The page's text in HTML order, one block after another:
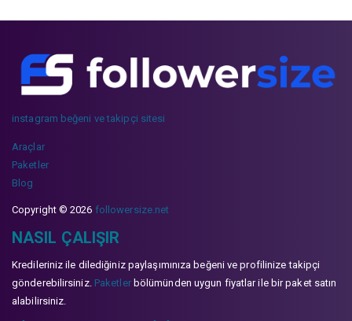
instagram beğeni ve takipçi sitesi
Araçlar
Paketler
Blog
Copyright © 2026 followersize.net
NASIL ÇALIŞIR
Kredileriniz ile dilediğiniz paylaşımınıza beğeni ve profilinize takipçi
gönderebilirsiniz. Paketlerbölümünden uygun fiyatlar ile bir paket satın
alabilirsiniz.